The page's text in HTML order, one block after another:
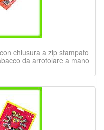
chiusura a zip stampato
da arrotolare a mano